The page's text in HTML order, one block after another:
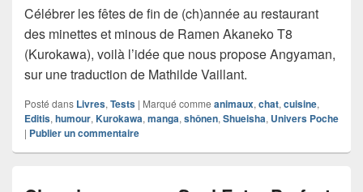
Célébrer les fêtes de fin de (ch)année au restaurant
des minettes et minous de Ramen Akaneko T8
(Kurokawa), voilà l’idée que nous propose Angyaman,
sur une traduction de Mathilde Vaillant.
Posté dans Livres, Tests | Marqué comme animaux, chat, cuisine,
Editis, humour, Kurokawa, manga, shônen, Shueisha, Univers Poche
| Publier un commentaire